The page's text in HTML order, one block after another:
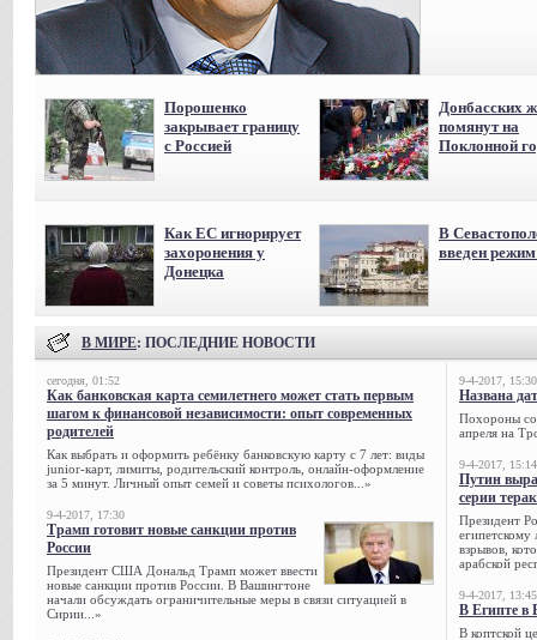
Порошенко
закрывает границу
с Россией
Донбасских
помянут на
Поклонной
Как ЕС игнорирует
захоронения у
Донецка
В
введен
В МИРЕ: ПОСЛЕДНИЕ НОВОСТИ
сегодня, 01:52
Как банковская карта семилетнего может стать первым
шагом к финансовой независимости: опыт современных
родителей
Как выбрать и оформить ребёнку банковскую карту с 7 лет: виды
junior-карт, лимиты, родительский контроль, онлайн-оформление
за 5 минут. Личный опыт семей и советы психологов...»
9-4-2017, 17:30
Трамп готовит новые санкции против
России
Президент США Дональд Трамп может ввести
новые санкции против России. В Вашингтоне
начали обсуждать ограничительные меры в связи ситуацией в
Сирии...»
9-4-2017, 15:30
Названа
Похороны
апреля на
9-4-2017, 15:14
Путин
серии
Президент
египетскому
взрывов,
арабской
9-4-2017, 13:45
В Египте в
В коптской